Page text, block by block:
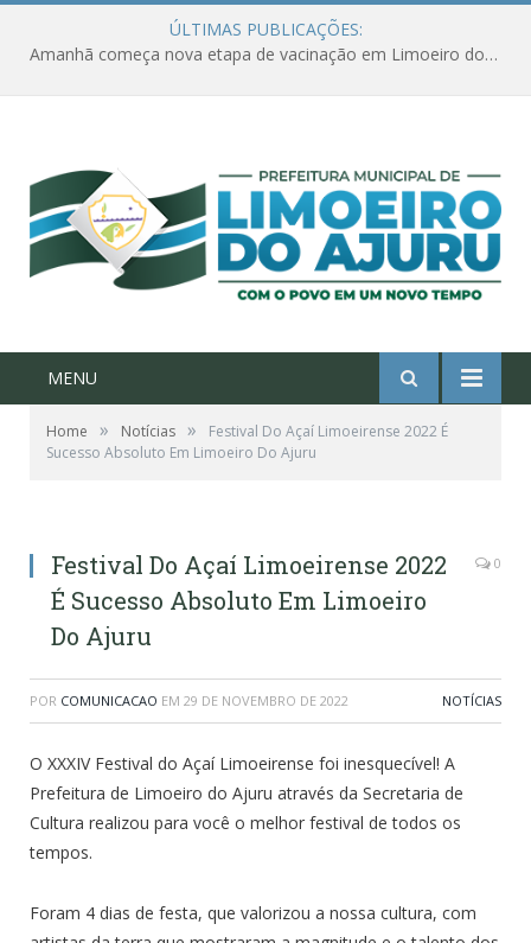
ÚLTIMAS PUBLICAÇÕES:
Ações de combate à Covid-19 na região ribeirinha de Limoeiro do Ajuru continuam
MENU
Home » Notícias »
Festival Do Açaí Limoeirense 2022 É
Sucesso Absoluto Em Limoeiro Do Ajuru
Festival Do Açaí Limoeirense 2022
É Sucesso Absoluto Em Limoeiro
Do Ajuru
0
POR COMUNICACAO EM 29 DE NOVEMBRO DE 2022 NOTÍCIAS
O XXXIV Festival do Açaí Limoeirense foi inesquecível! A
Prefeitura de Limoeiro do Ajuru através da Secretaria de
Cultura realizou para você o melhor festival de todos os
tempos.
Foram 4 dias de festa, que valorizou a nossa cultura, com